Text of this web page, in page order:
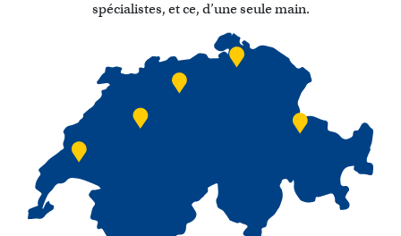
spécialistes, et ce, d’une seule main.